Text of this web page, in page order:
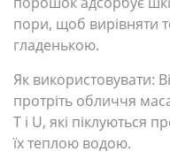
пори, щоб вирівняти
гладенькою.
Як використовувати:
протріть обличчя
T і U, які піклуються
їх теплою водою.